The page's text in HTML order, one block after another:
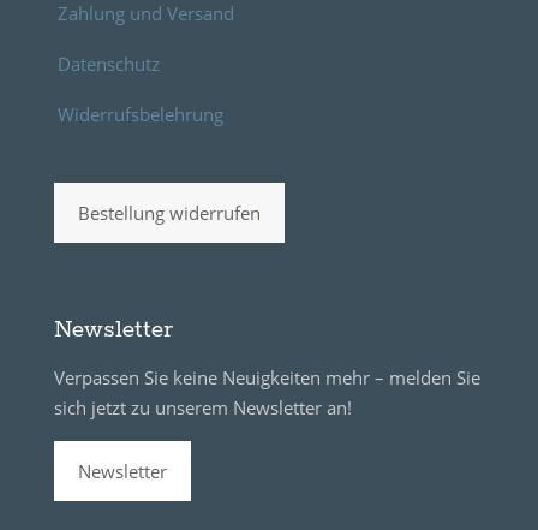
Zahlung und Versand
Datenschutz
Widerrufsbelehrung
Bestellung widerrufen
Newsletter
Verpassen Sie keine Neuigkeiten mehr – melden Sie
sich jetzt zu unserem Newsletter an!
Newsletter